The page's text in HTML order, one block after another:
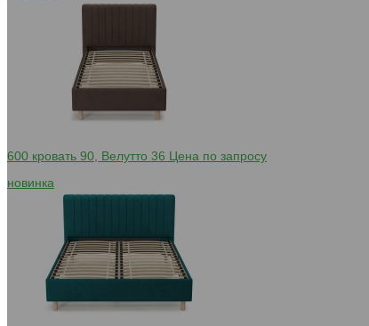
600 кровать 90, Велутто 36 Цена по запросу
новинка